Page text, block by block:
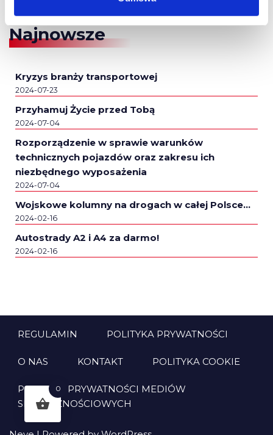
Najnowsze
Kryzys branży transportowej
2024-07-23
Przyhamuj Życie przed Tobą
2024-07-04
Rozporządzenie w sprawie warunków
technicznych pojazdów oraz zakresu ich
niezbędnego wyposażenia
2024-07-04
Wojskowe kolumny na drogach w całej Polsce…
2024-02-16
Autostrady A2 i A4 za darmo!
2024-02-16
REGULAMIN POLITYKA PRYWATNOŚCI
O NAS KONTAKT POLITYKA COOKIE
POLITYKA PRYWATNOŚCI MEDIÓW
SPOŁECZNOŚCIOWYCH
0